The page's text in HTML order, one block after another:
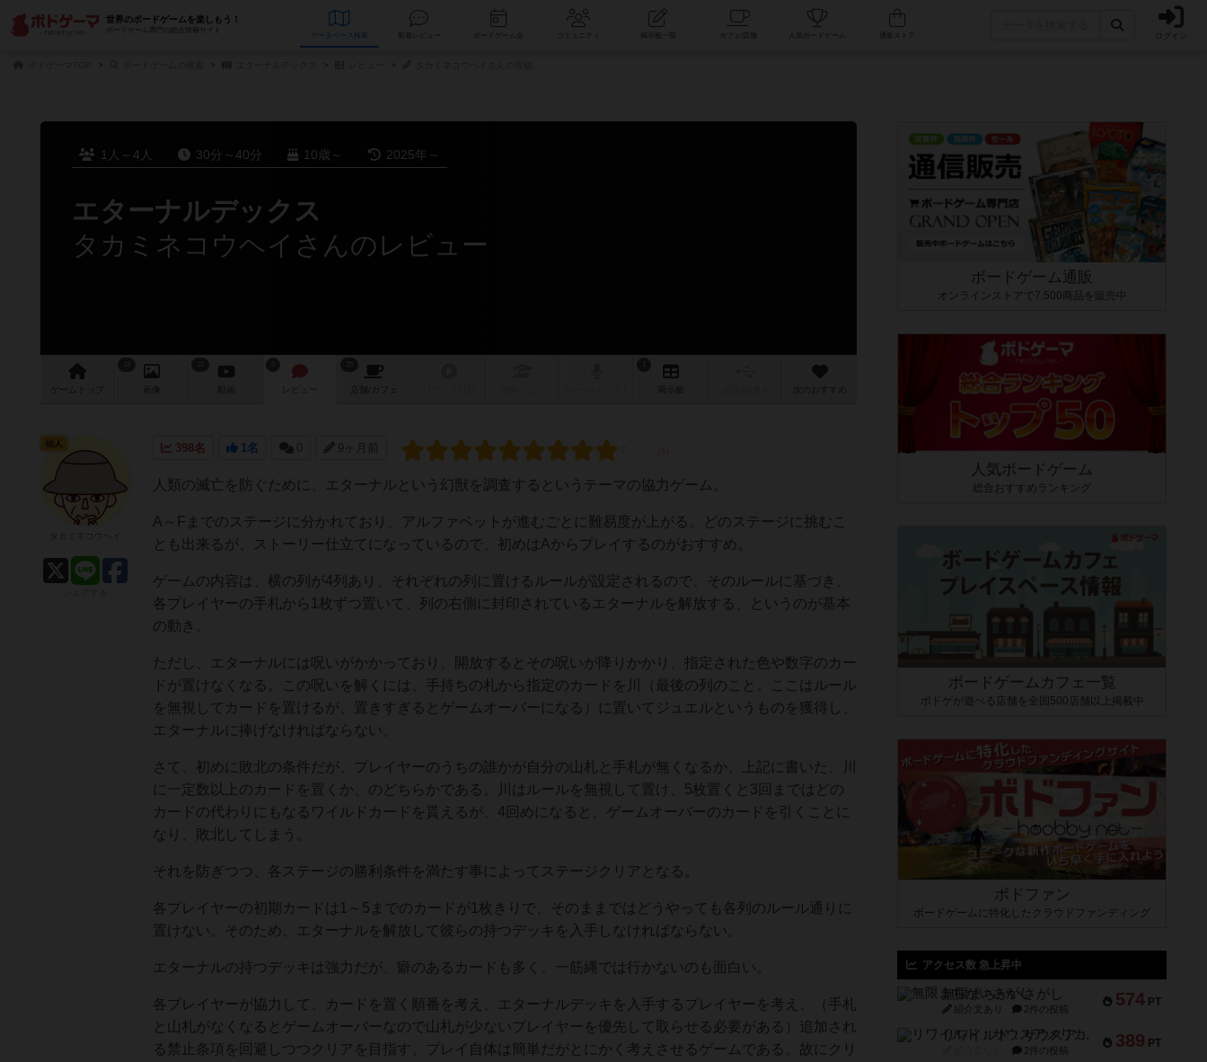
世界のボードゲームを楽しもう！
ボードゲーム専門の総合情報サイト
データベース コミュニティ 人気ボードゲーム ログイン
1人～4人 30分～40分 10歳～ 2025年～
エターナルデックス
タカミネコウヘイさんのレビュー
ゲーム 画像 レビュー 店舗/ カフェ 次のおすすめ
398名 1名 0 9ヶ月前
人類の滅亡を防ぐために、エターナルという幻獣を調査するというテーマの協力ゲーム。
A～Fまでのステージに分かれており、アルファベットが進むごとに難易度が上がる。どのステージに挑むこ
とも出来るが、ストーリー仕立てになっているので、初めはAからプレイするのがおすすめ。
ゲームの内容は、横の列が4列あり、それぞれの列に置けるルールが設定されるので、そのルールに基づき、
各プレイヤーの手札から1枚ずつ置いて、列の右側に封印されているエターナルを解放する、というのが基本
の動き。
ただし、エターナルには呪いがかかっており、開放するとその呪いが降りかかり、指定された色や数字のカー
ドが置けなくなる。この呪いを解くには、手持ちの札から指定のカードを川（最後の列のこと。ここはルール
を無視してカードを置けるが、置きすぎるとゲームオーバーになる）に置いてジュエルというものを獲得し、
エターナルに捧げなければならない。
さて、初めに敗北の条件だが、プレイヤーのうちの誰かが自分の山札と手札が無くなるか、上記に書いた、川
に一定数以上のカードを置くか、のどちらかである。川はルールを無視して置け、5枚置くと3回まではどの
カードの代わりにもなるワイルドカードを貰えるが、4回めになると、ゲームオーバーのカードを引くことに
なり、敗北してしまう。
それを防ぎつつ、各ステージの勝利条件を満たす事によってステージクリアとなる。
各プレイヤーの初期カードは1～5までのカードが1枚きりで、そのままではどうやっても各列のルール通りに
置けない。そのため、エターナルを解放して彼らの持つデッキを入手しなければならない。
エターナルの持つデッキは強力だが、癖のあるカードも多く、一筋縄では行かないのも面白い。
各プレイヤーが協力して、カードを置く順番を考え、エターナルデッキを入手するプレイヤーを考え、（手札
と山札がなくなるとゲームオーバーなので山札が少ないプレイヤーを優先して取らせる必要がある）追加され
る禁止条項を回避しつつクリアを目指す、プレイ自体は簡単だがとにかく考えさせるゲームである。故にクリ
仙人
ボードゲーム通販
オンラインストアで7,500商品を販売中
人気ボードゲーム
総合おすすめランキング
ボードゲームカフェ一覧
ボドゲが遊べる店舗を全国500店舗以上掲載中
ボドファン
ボードゲームに特化したクラウドファンディング
アクセス数 急上昇中
574 PT
無限まちがいさがし
紹介文あり 2件の投稿
389 PT
リワイルド：サウスアメリカ
2件の投稿